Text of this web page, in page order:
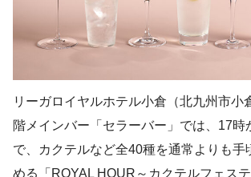
リーガロイヤルホテル小倉（北九州市小
階メインバー「セラーバー」では、17時
で、カクテルなど全40種を通常よりも手
める「ROYAL HOUR～カクテルフェス